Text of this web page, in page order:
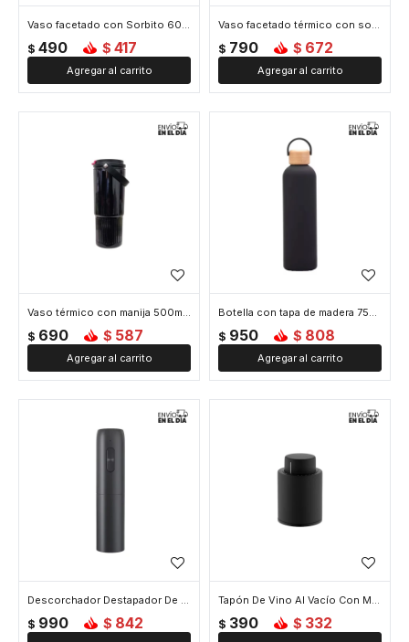
Vaso facetado con Sorbito 600ml - Negro
$ 490 $ 417
Vaso facetado térmico con sorbito - Negro
$ 790 $ 672
Vaso térmico con manija 500ml - Negro
$ 690 $ 587
Botella con tapa de madera 750ml - Negro
$ 950 $ 808
Descorchador Destapador De Vinos Electrico - Negro
$ 990 $ 842
Tapón De Vino Al Vacío Con Marcador - Negro
$ 390 $ 332